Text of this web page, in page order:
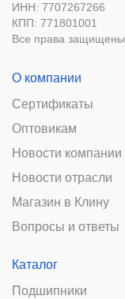
ИНН: 7707267266
КПП: 771801001
Все права защищены
О компании
Сертификаты
Оптовикам
Новости компании
Новости отрасли
Магазин в Клину
Вопросы и ответы
Каталог
Подшипники